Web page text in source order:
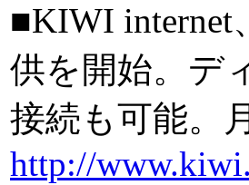
■KIWI
供を開始。デ
接続も可能。
http://